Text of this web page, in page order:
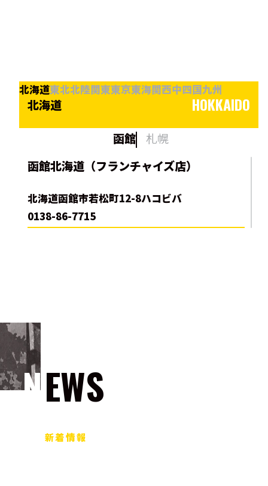
北海道東北北陸関東東京東海関西中四国九州
北海道 HOKKAIDO
函館
札幌
函館北海道（フランチャイズ店）
北海道函館市若松町12-8ハコビバ
0138-86-7715
NEWS
新着情報